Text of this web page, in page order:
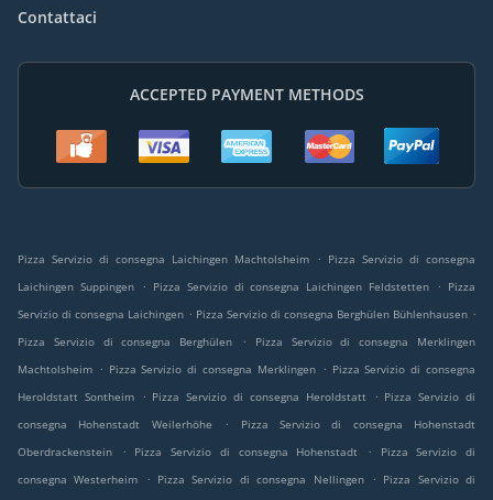
Contattaci
ACCEPTED PAYMENT METHODS
Pizza Servizio di consegna Laichingen Machtolsheim . Pizza Servizio di consegna
Laichingen Suppingen
. Pizza Servizio di consegna Laichingen Feldstetten . Pizza
Servizio di consegna Laichingen . Pizza Servizio di consegna Berghülen Bühlenhausen .
Pizza Servizio di consegna Berghülen
.
Pizza Servizio di consegna Merklingen
Machtolsheim . Pizza Servizio di consegna Merklingen . Pizza Servizio di consegna
Heroldstatt Sontheim
. Pizza Servizio di consegna Heroldstatt . Pizza Servizio di
consegna Hohenstadt Weilerhöhe
.
Pizza Servizio di consegna Hohenstadt
Oberdrackenstein
. Pizza Servizio di consegna Hohenstadt .
Pizza Servizio di
consegna Westerheim
. Pizza Servizio di consegna Nellingen . Pizza Servizio di